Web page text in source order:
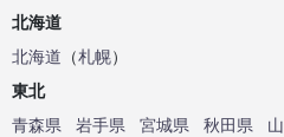
北海道
北海道 （札幌）
東北
青森県
岩手県 宮城県 秋田県